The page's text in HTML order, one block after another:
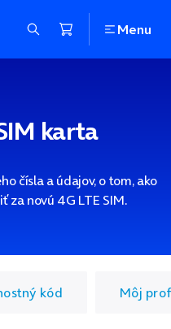
Menu
karta
čísla a údajov, o tom, ako
za novú 4G LTE SIM.
kód Môj